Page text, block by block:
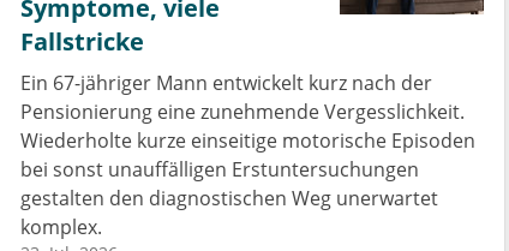
Symptome, viele
Fallstricke
Ein 67-jähriger Mann entwickelt kurz nach der
Pensionierung eine zunehmende Vergesslichkeit.
Wiederholte kurze einseitige motorische Episoden
bei sonst unauffälligen Erstuntersuchungen
gestalten den diagnostischen Weg unerwartet
komplex.